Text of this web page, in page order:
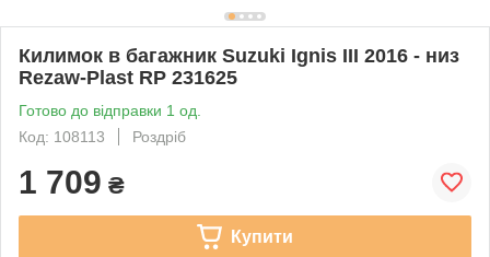
Килимок в багажник Suzuki Ignis III 2016 - низ
Rezaw-Plast RP 231625
Готово до відправки 1 од.
Код: 108113
Роздріб
1 709 ₴
Купити